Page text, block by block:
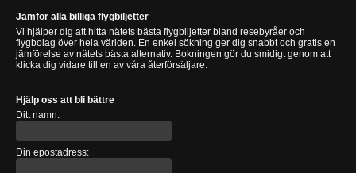
Jämför alla billiga flygbiljetter
Vi hjälper dig att hitta nätets bästa flygbiljetter bland resebyråer och
flygbolag över hela världen. En enkel sökning ger dig snabbt och gratis en
jämförelse av nätets bästa alternativ. Bokningen gör du smidigt genom att
klicka dig vidare till en av våra återförsäljare.
Hjälp oss att bli bättre
Ditt namn:
Din epostadress: